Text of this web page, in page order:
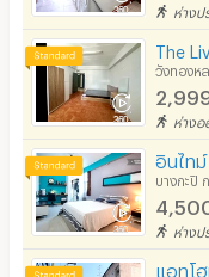
ห่างป
วังทองห
ห่างอ
อินไท
บางกะปิ
ห่างป